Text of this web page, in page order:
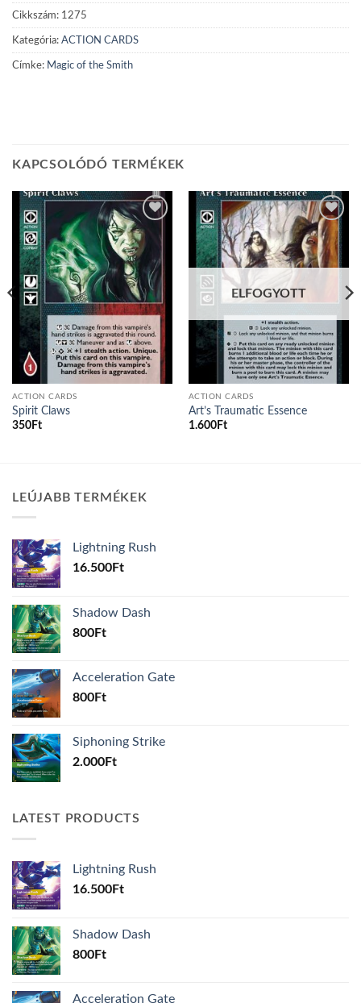
Cikkszám: 1275
Kategória: ACTION CARDS
Címke: Magic of the Smith
KAPCSOLÓDÓ TERMÉKEK
Add to
wishlist
ACTION CARDS
Spirit Claws
350Ft
Add to
wishlist
ELFOGYOTT
ACTION CARDS
Art’s Traumatic Essence
1.600Ft
LEÚJABB TERMÉKEK
Lightning Rush
16.500Ft
Shadow Dash
800Ft
Acceleration Gate
800Ft
Siphoning Strike
2.000Ft
LATEST PRODUCTS
Lightning Rush
16.500Ft
Shadow Dash
800Ft
Acceleration Gate